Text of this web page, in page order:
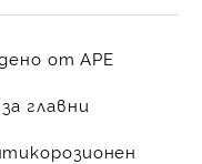
от APE
главни
поръчката се
покупки на